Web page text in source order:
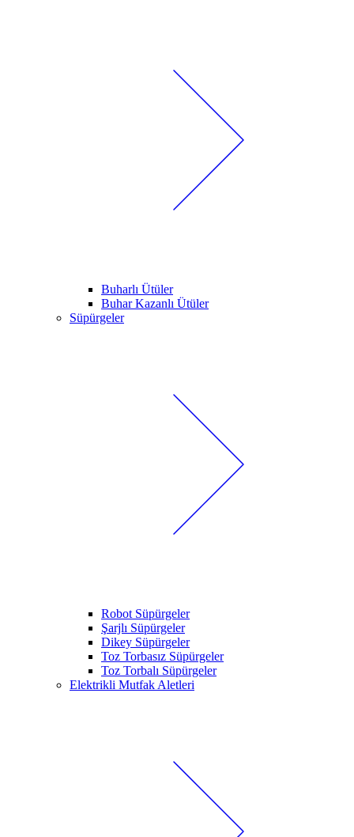
Buharlı Ütüler
Buhar Kazanlı Ütüler
Süpürgeler
Robot Süpürgeler
Şarjlı Süpürgeler
Dikey Süpürgeler
Toz Torbasız Süpürgeler
Toz Torbalı Süpürgeler
Elektrikli Mutfak Aletleri